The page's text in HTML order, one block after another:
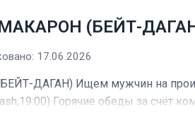
(БЕЙТ-
17.06.2026
ДАГАН) Ищем мужчин на
Горячие обеды за счёт